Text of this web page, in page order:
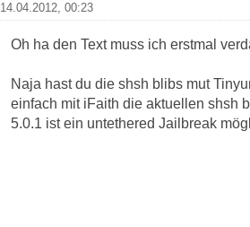
14.04.2012, 00:23
Oh ha den Text muss ich erstmal
Naja hast du die shsh blibs mut
einfach mit iFaith die aktuellen shsh
5.0.1 ist ein untethered Jailbreak